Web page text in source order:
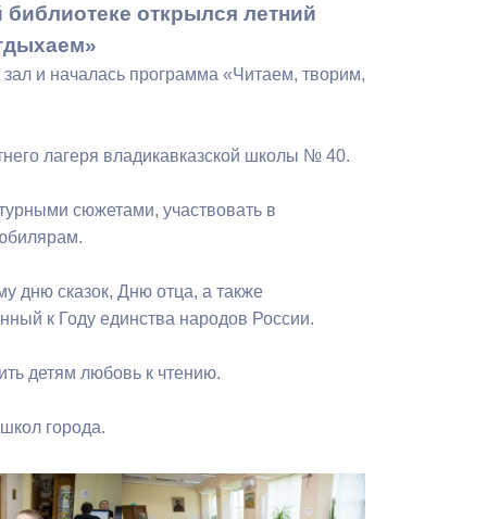
Бесплатная юридическая помощь
открылся летний
и началась программа «Читаем, творим,
лагеря владикавказской школы № 40.
сюжетами, участвовать в
дню сказок, Дню отца, а также
к Году единства народов России.
детям любовь к чтению.
города.